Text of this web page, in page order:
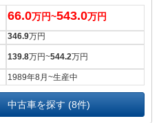
66.0万円~543.0万円
346.9万円
139.8万円~544.2万円
1989年8月~生産中
中古車を探す (8件)